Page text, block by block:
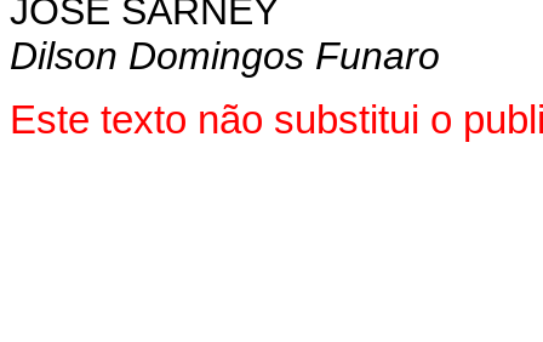
JOSÉ SARNEY
Dilson Domingos Funaro
Este texto não substitui o